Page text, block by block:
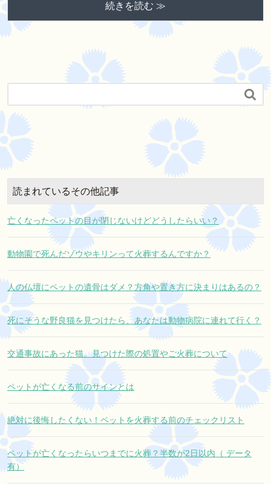
続きを読む ≫

読まれているその他記事
亡くなったペットの目が閉じないけどどうしたらいい？
動物園で死んだゾウやキリンって火葬するんですか？
人の仏壇にペットの遺骨はダメ？方角や置き方に決まりはあるの？
死にそうな野良猫を見つけたら、あなたは動物病院に連れて行く？
交通事故にあった猫。見つけた際の処置やご火葬について
ペットが亡くなる前のサインとは
絶対に後悔したくない！ペットを火葬する前のチェックリスト
ペットが亡くなったらいつまでに火葬？半数が2日以内（ データ
有）